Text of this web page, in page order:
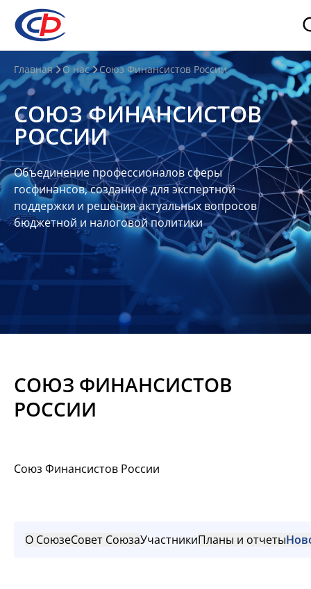
О
нас
О
СФР
Совет
Союза
Участники
Планы
отчеты
Контакты
Материалы
Главная О нас Союз Финансистов России
СОЮЗ ФИНАНСИСТОВ
РОССИИ
Объединение профессионалов сферы
госфинансов, созданное для экспертной
поддержки и решения актуальных вопросов
бюджетной и налоговой политики
СОЮЗ ФИНАНСИСТОВ
РОССИИ
Союз Финансистов России
О СоюзеСовет СоюзаУчастникиПланы и отчеты